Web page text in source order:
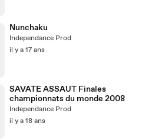
Nunchaku
Independance Prod
il y a 17 ans
SAVATE ASSAUT Finales
championnats du monde 2008
Independance Prod
il y a 18 ans